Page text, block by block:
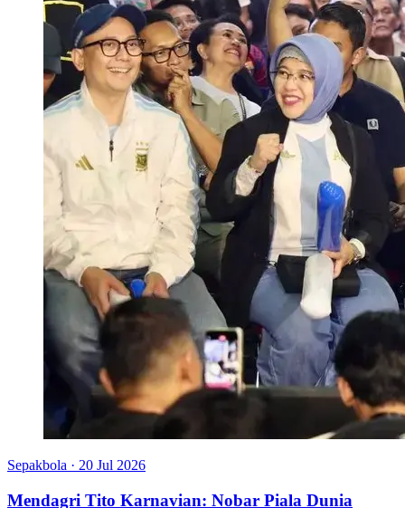
Sepakbola · 20 Jul 2026
Mendagri Tito Karnavian: Nobar Piala Dunia